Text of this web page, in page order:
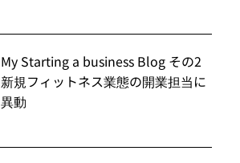
My Starting a business Blog その2
新規フィットネス業態の開業担当に
異動